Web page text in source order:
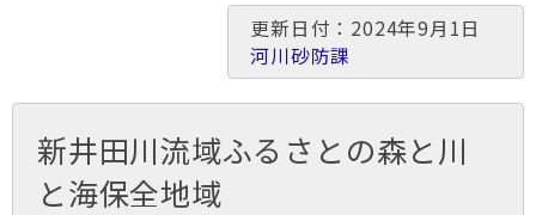
更新日付：2024年9月1日
河川砂防課
新井田川流域ふるさとの森と川
と海保全地域